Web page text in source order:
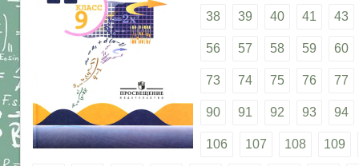
38 39 40 41 43
56 57 58 59 60
73 74 75 76 77
90 91 92 93 94
106 107 108 109